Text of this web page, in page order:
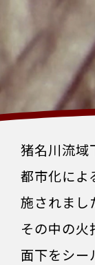
猪名川流域
都市化によ
施されまし
その中の火
面下をシー